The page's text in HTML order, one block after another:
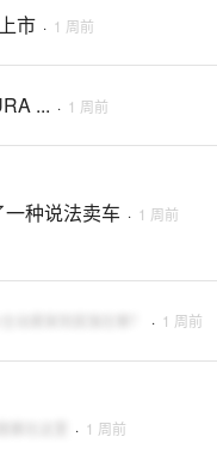
市 · 1 周前
... · 1 周前
种说法卖车 · 1 周前
· 1 周前
· 1 周前